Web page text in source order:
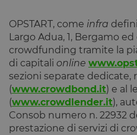
OPSTART, come infra
Largo Adua, 1, Bergamo
crowdfunding tramite la
di capitali online
sezioni separate
(www.crowdbond.it) e al
(www.crowdlender.it),
Consob numero n. 22932
prestazione di servizi di